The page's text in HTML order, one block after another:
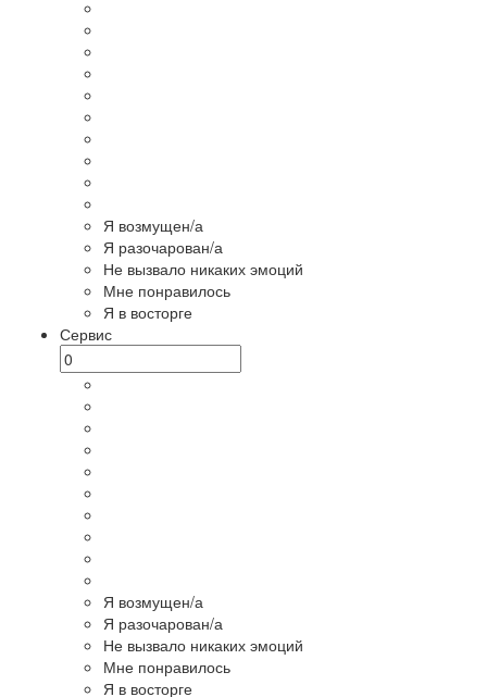
Я возмущен/а
Я разочарован/а
Не вызвало никаких эмоций
Мне понравилось
Я в восторге
Сервис
Я возмущен/а
Я разочарован/а
Не вызвало никаких эмоций
Мне понравилось
Я в восторге